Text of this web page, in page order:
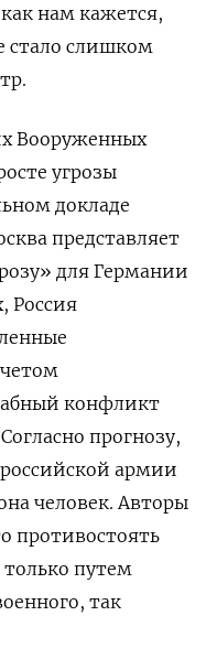
нам кажется,
стало слишком
Вооруженных
угрозы
докладе
представляет
для Германии
Россия
конфликт
прогнозу,
армии
человек. Авторы
противостоять
путем
так